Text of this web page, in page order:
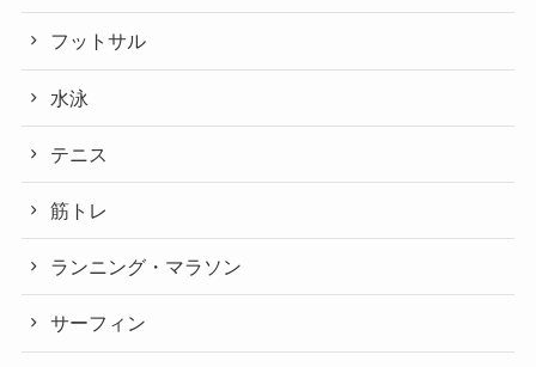
フットサル
水泳
テニス
筋トレ
ランニング・マラソン
サーフィン